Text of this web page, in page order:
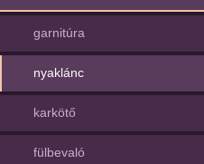
garnitúra
nyaklánc
karkötő
fülbevaló